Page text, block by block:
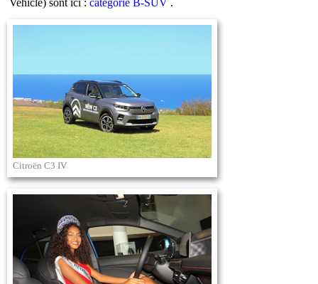
Vehicle) sont ici :catégorie B-SUV .
Citroën C3 IV